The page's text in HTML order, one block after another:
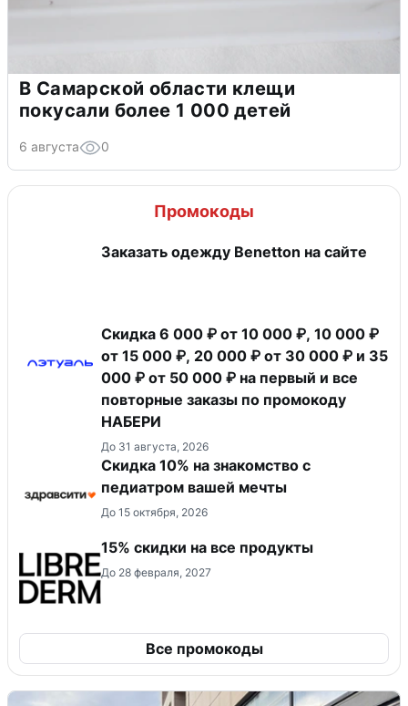
В Самарской области клещи
покусали более 1 000 детей
6 августа 0
Промокоды
Заказать одежду Benetton на сайте
Скидка 6 000 ₽ от 10 000 ₽, 10 000 ₽
от 15 000 ₽, 20 000 ₽ от 30 000 ₽ и 35
000 ₽ от 50 000 ₽ на первый и все
повторные заказы по промокоду
НАБЕРИ
До 31 августа, 2026
Скидка 10% на знакомство с
педиатром вашей мечты
До 15 октября, 2026
15% скидки на все продукты
До 28 февраля, 2027
Все промокоды